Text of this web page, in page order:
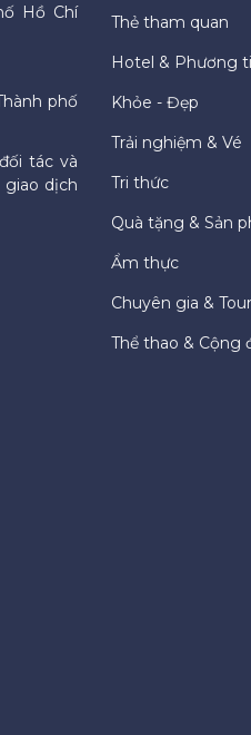
Hồ Chí
phố
tác và
dịch
Thẻ tham quan
Hotel & Phương
Khỏe - Đẹp
Trải nghiệm & Vé
Tri thức
Quà tặng & Sản
Ẩm thực
Chuyên gia &
Thể thao & Cộng